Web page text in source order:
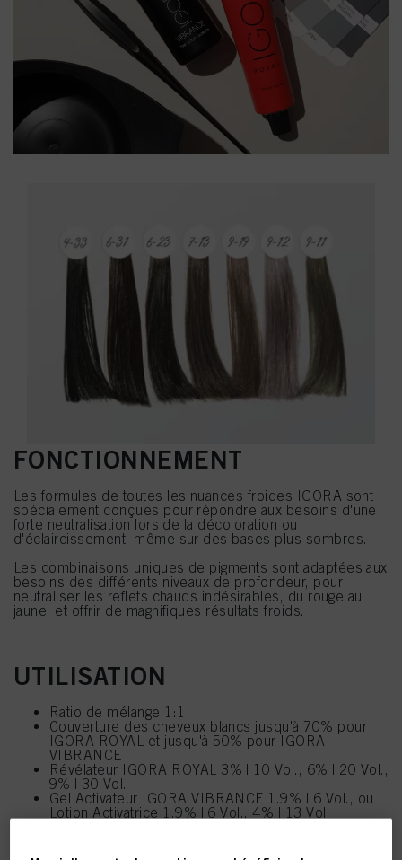
FONCTIONNEMENT
Les formules de toutes les nuances froides IGORA sont
spécialement conçues pour répondre aux besoins d'une
forte neutralisation lors de la décoloration ou
d'éclaircissement, même sur des bases plus sombres.
Les combinaisons uniques de pigments sont adaptées aux
besoins des différents niveaux de profondeur, pour
neutraliser les reflets chauds indésirables, du rouge au
jaune, et offrir de magnifiques résultats froids.
UTILISATION
Ratio de mélange 1:1
Couverture des cheveux blancs jusqu'à 70% pour
IGORA ROYAL et jusqu'à 50% pour IGORA
VIBRANCE
Révélateur IGORA ROYAL 3% | 10 Vol., 6% | 20 Vol.,
9% | 30 Vol.
Gel Activateur IGORA VIBRANCE 1.9% | 6 Vol., ou
Lotion Activatrice 1.9% | 6 Vol., 4% | 13 Vol.
ROYAL Highlifts séries 10 et 12 et IGORA